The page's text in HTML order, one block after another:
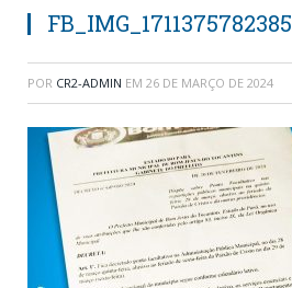
FB_IMG_1711375782385
POR CR2-ADMIN EM 26 DE MARÇO DE 2024